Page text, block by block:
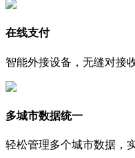
在线支付
智能外接设备，无缝对接
多城市数据统一
轻松管理多个城市数据，